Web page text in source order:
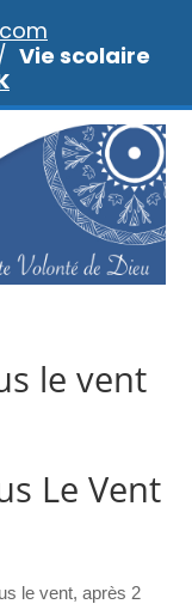
le vent
Le Vent
le vent, après 2
Vie scolaire